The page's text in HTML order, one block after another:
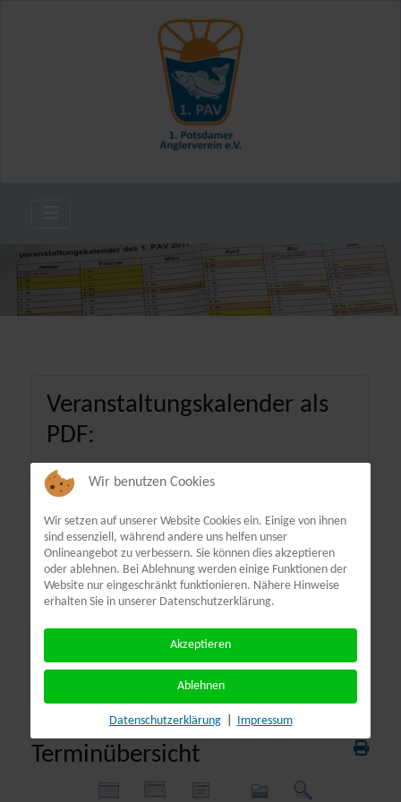
Veranstaltungskalender als
PDF:
Terminübersicht
Wir benutzen Cookies
Wir setzen auf unserer Website Cookies ein. Einige von ihnen
sind essenziell, während andere uns helfen unser
Onlineangebot zu verbessern. Sie können dies akzeptieren
oder ablehnen. Bei Ablehnung werden einige Funktionen der
Website nur eingeschränkt funktionieren. Nähere Hinweise
erhalten Sie in unserer Datenschutzerklärung.
Akzeptieren
Ablehnen
Datenschutzerklärung Impressum